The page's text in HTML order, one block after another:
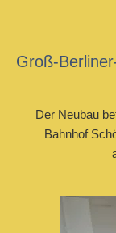
Groß-
Der Neubau
Bahnhof